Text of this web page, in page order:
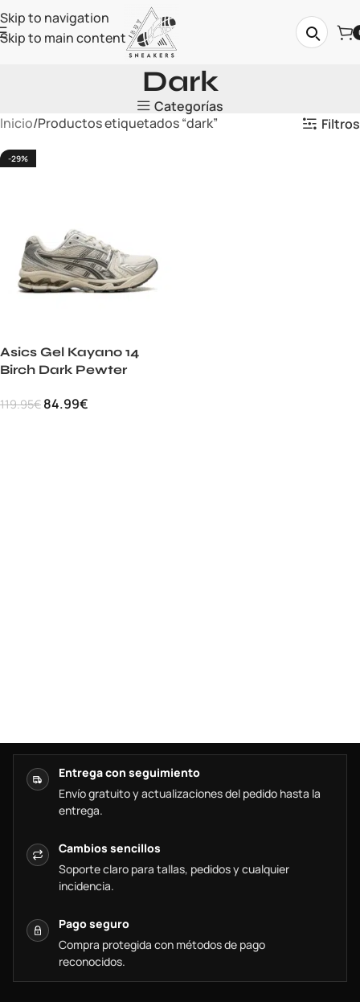
Skip to navigation
Skip to main content
Dark
Categorías
Inicio Productos etiquetados “dark” Filtros
-29%
Asics Gel Kayano 14
Birch Dark Pewter
119.95€ 84.99€
Entrega con seguimiento
Envío gratuito y actualizaciones del pedido hasta la
entrega.
Cambios sencillos
Soporte claro para tallas, pedidos y cualquier
incidencia.
Pago seguro
Compra protegida con métodos de pago
reconocidos.